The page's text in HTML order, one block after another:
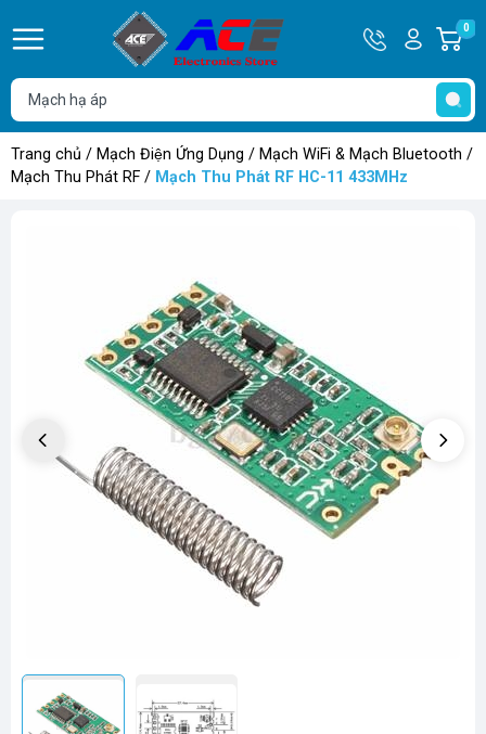
Hotline
0932
762514
Tài
khoản
Hello,
Khách
0
Trang chủ / Mạch Điện Ứng Dụng / Mạch WiFi & Mạch Bluetooth /
Mạch Thu Phát RF / Mạch Thu Phát RF HC-11 433MHz